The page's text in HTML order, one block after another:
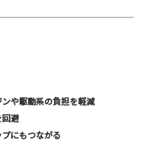
や駆動系の負担を軽減
回避
にもつながる